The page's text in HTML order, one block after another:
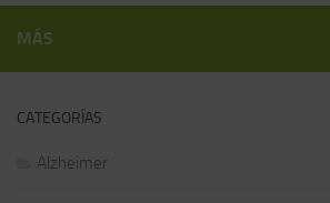
MÁS
CATEGORÍAS
Alzheimer